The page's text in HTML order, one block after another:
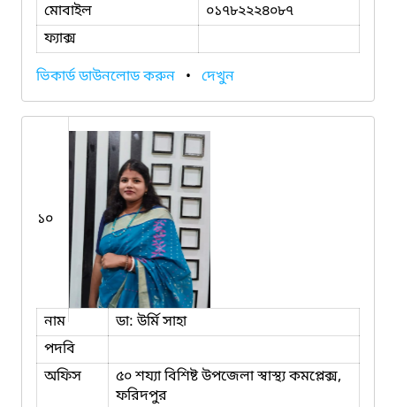
মোবাইল
০১৭৮২২২৪০৮৭
ফ্যাক্স
ভিকার্ড ডাউনলোড করুন • দেখুন
১০
নাম
ডা: উর্মি সাহা
পদবি
অফিস
৫০ শয্যা বিশিষ্ট উপজেলা স্বাস্থ্য কমপ্লেক্স,
ফরিদপুর